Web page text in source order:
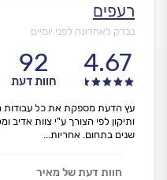
רעפים
נבדק לאחרונה לפני יומיים
4.67
92
חוות דעת
עץ הדעת מספקת את כל עבודות
שנים בתחום. אחריות...
חוות דעת של מאיר